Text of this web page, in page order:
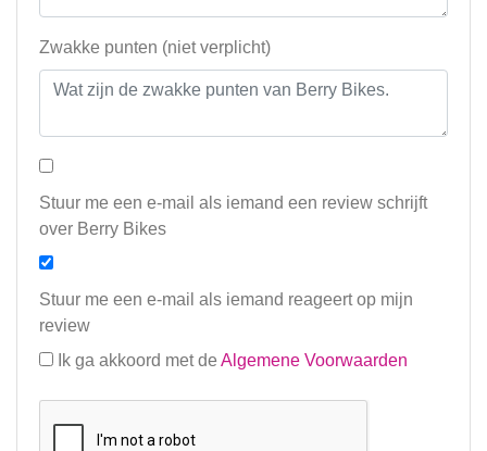
Zwakke punten (niet verplicht)
Stuur me een e-mail als iemand een review schrijft
over Berry Bikes
Stuur me een e-mail als iemand reageert op mijn
review
Ik ga akkoord met de Algemene Voorwaarden